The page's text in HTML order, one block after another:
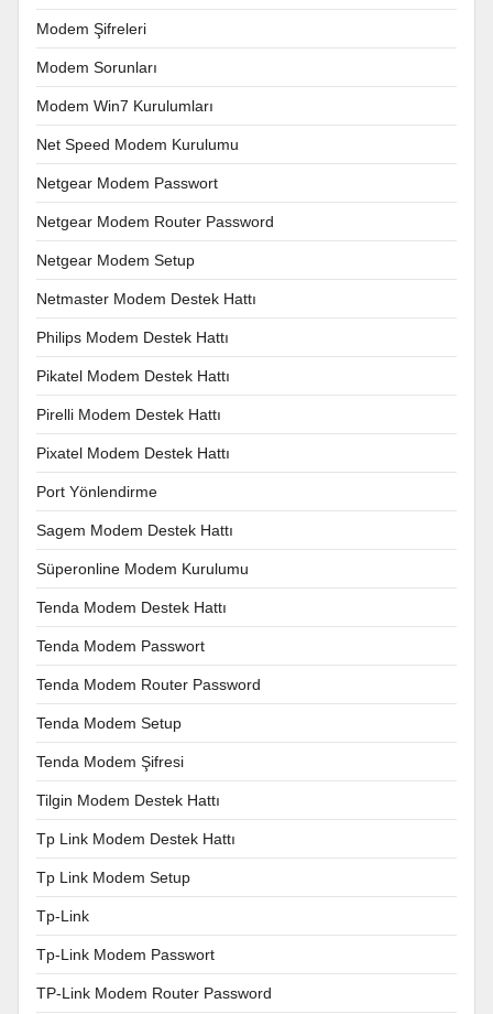
Modem Şifreleri
Modem Sorunları
Modem Win7 Kurulumları
Net Speed Modem Kurulumu
Netgear Modem Passwort
Netgear Modem Router Password
Netgear Modem Setup
Netmaster Modem Destek Hattı
Philips Modem Destek Hattı
Pikatel Modem Destek Hattı
Pirelli Modem Destek Hattı
Pixatel Modem Destek Hattı
Port Yönlendirme
Sagem Modem Destek Hattı
Süperonline Modem Kurulumu
Tenda Modem Destek Hattı
Tenda Modem Passwort
Tenda Modem Router Password
Tenda Modem Setup
Tenda Modem Şifresi
Tilgin Modem Destek Hattı
Tp Link Modem Destek Hattı
Tp Link Modem Setup
Tp-Link
Tp-Link Modem Passwort
TP-Link Modem Router Password